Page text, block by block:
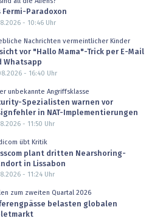
Fermi-Paradoxon
- 10:46Uhr
Nachrichten vermeintlicher Kinder
vor "Hallo Mama"-Trick per E-Mail
Whatsapp
- 16:40 Uhr
unbekannte Angriffsklasse
Spezialisten warnen vor
in NAT-Implementierungen
- 11:50 Uhr
übt Kritik
plant dritten Nearshoring-
in Lissabon
- 11:24Uhr
zum zweiten Quartal 2026
belasten globalen